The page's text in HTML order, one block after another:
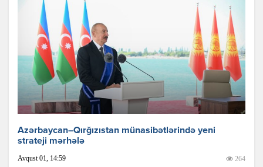
Azərbaycan–Qırğızıstan münasibətlərində yeni
strateji mərhələ
Avqust 01, 14:59 264